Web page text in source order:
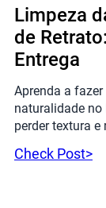
Limpeza
de
Entrega
Aprenda a
naturalidade no
perder textura e
Check Post>